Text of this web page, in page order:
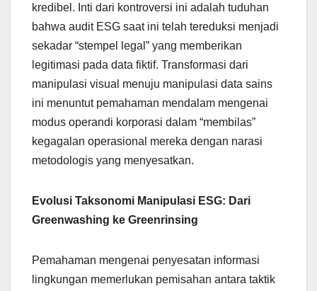
kredibel. Inti dari kontroversi ini adalah tuduhan
bahwa audit ESG saat ini telah tereduksi menjadi
sekadar “stempel legal” yang memberikan
legitimasi pada data fiktif. Transformasi dari
manipulasi visual menuju manipulasi data sains
ini menuntut pemahaman mendalam mengenai
modus operandi korporasi dalam “membilas”
kegagalan operasional mereka dengan narasi
metodologis yang menyesatkan.
Evolusi Taksonomi Manipulasi ESG: Dari
Greenwashing ke Greenrinsing
Pemahaman mengenai penyesatan informasi
lingkungan memerlukan pemisahan antara taktik